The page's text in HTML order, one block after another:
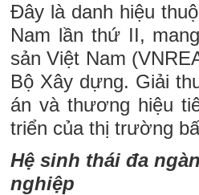
Đây là danh hiệu
Nam lần thứ II,
sản Việt Nam
Bộ Xây dựng. Giải
án và thương hiệu
triển của thị trường
Hệ sinh thái đa
nghiệp